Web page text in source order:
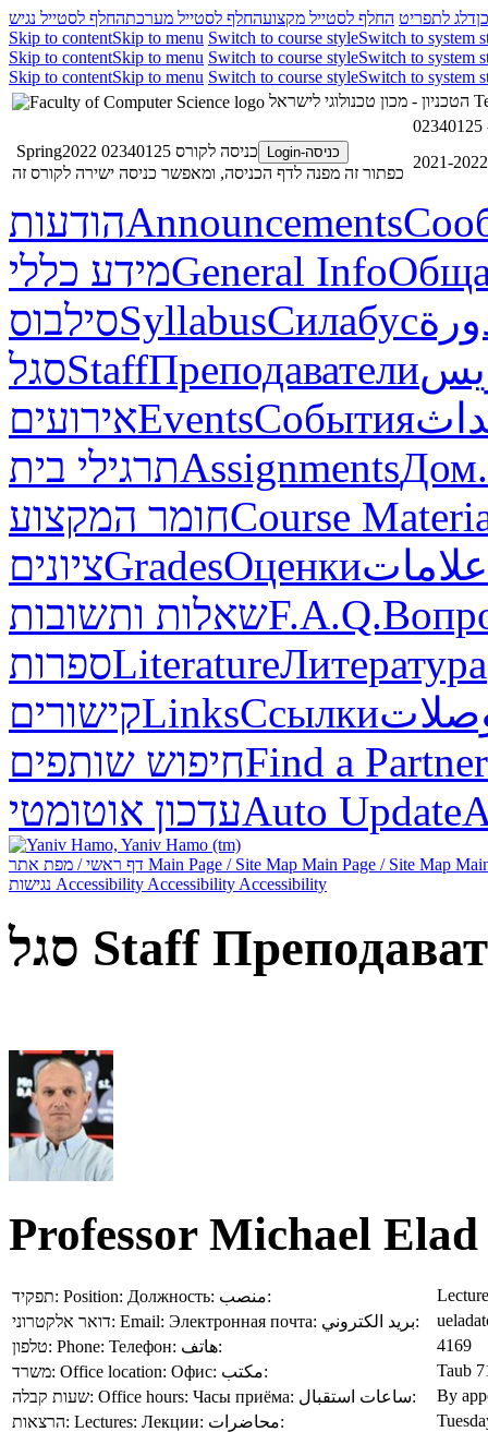
דלג לתפריט החלף לסטייל מקצועהחלף לסטייל מערכתהחלף לסטייל נגיש
Skip to contentSkip to menu Switch to course styleSwitch to system
Skip to contentSkip to menu Switch to course styleSwitch to system
Skip to contentSkip to menu Switch to course styleSwitch to system
כניסה-Login
כניסה לקורס 02340125 Spring2022
כפתור זה מפנה לדף הכניסה, ומאפשר כניסה ישירה לקורס זה
הודעותAnnouncements
מידע כלליGeneral Info
סילבוסSyllabusСилабус
סגלStaffПреподаватели
אירועיםEventsСобытия
תרגילי ביתAssignmentsДом.
חומר המקצועCourse
ציוניםGradesОценкиعلامات
שאלות ותשובותF.A.Q.
ספרותLiteratureЛитература
קישוריםLinksСсылки
חיפוש שותפיםFind a Partner
עדכון אוטומטיAuto Update
Main Page / Site Map Main Page / Site Map
Accessibility Accessibility Accessibility
סגל Staff
Professor Michael Elad
תפקיד: Position: Должность: منصب:
דואר אלקטרוני: Email: Электронная почта: بريد الكتروني:
טלפון: Phone: Телефон: هاتف:
4169
משרד: Office location: Офис: مكتب:
Taub
שעות קבלה: Office hours: Часы приёма: ساعات استقبال:
By
הרצאות: Lectures: Лекции: محاضرات: